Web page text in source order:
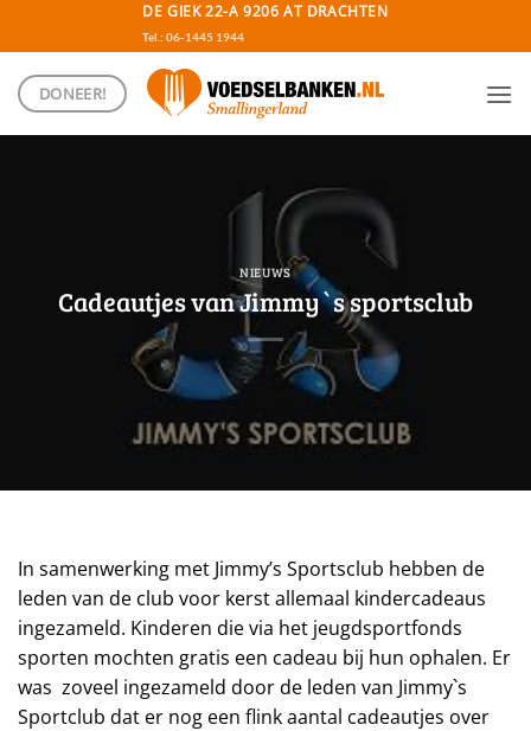
inhoud
DE GIEK 22-A 9206 AT DRACHTEN
Tel.: 06-1445 1944
DONEER!
NIEUWS
Cadeautjes van Jimmy`s sportsclub
In samenwerking met Jimmy’s Sportsclub hebben de
leden van de club voor kerst allemaal kindercadeaus
ingezameld. Kinderen die via het jeugdsportfonds
sporten mochten gratis een cadeau bij hun ophalen. Er
was zoveel ingezameld door de leden van Jimmy`s
Sportclub dat er nog een flink aantal cadeautjes over